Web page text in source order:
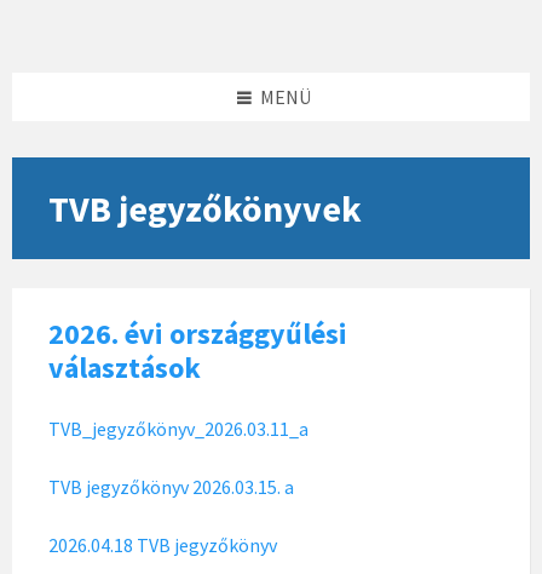
MENÜ
TVB jegyzőkönyvek
2026. évi országgyűlési
választások
TVB_jegyzőkönyv_2026.03.11_a
TVB jegyzőkönyv 2026.03.15. a
2026.04.18 TVB jegyzőkönyv